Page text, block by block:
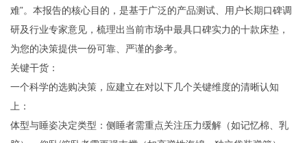
难”。本报告的核心目的，是基于广泛的产品测试、用户长期口碑调
研及行业专家意见，梳理出当前市场中最具口碑实力的十款床垫，
为您的决策提供一份可靠、严谨的参考。
关键干货：
一个科学的选购决策，应建立在对以下几个关键维度的清晰认知
上：
体型与睡姿决定类型：侧睡者需重点关注压力缓解（如记忆棉、乳